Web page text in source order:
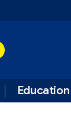
Education